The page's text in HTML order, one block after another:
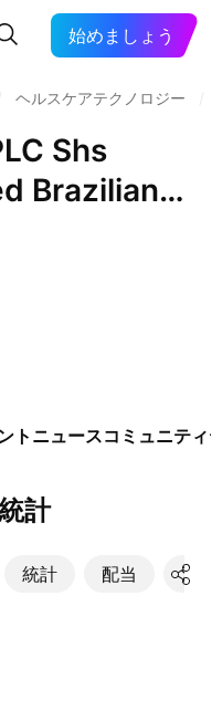
始めましょう
ヘルスケアテクノロジー
Shs
Brazilian
Repr
ト ニュースコミュニティ
計
統計 配当 決算